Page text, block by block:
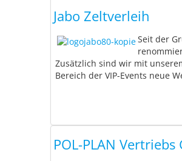
Jabo Zeltverleih
Seit der
Zusätzlich sind wir mit
Bereich der VIP-Events neue
POL-PLAN Vertriebs